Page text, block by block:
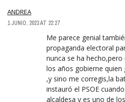
ANDREA
1 JUNIO, 2023 AT 22:27
Me parece genial
propaganda electoral
nunca se ha
los años gobierne quien
,y sino me corregis,la
instauró el PSOE
alcaldesa y es uno de